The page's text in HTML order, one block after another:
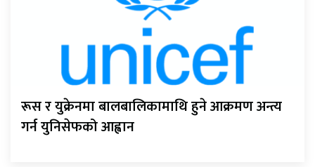
रूस र युक्रेनमा बालबालिकामाथि हुने आक्रमण अन्त्य
गर्न युनिसेफको आह्वान